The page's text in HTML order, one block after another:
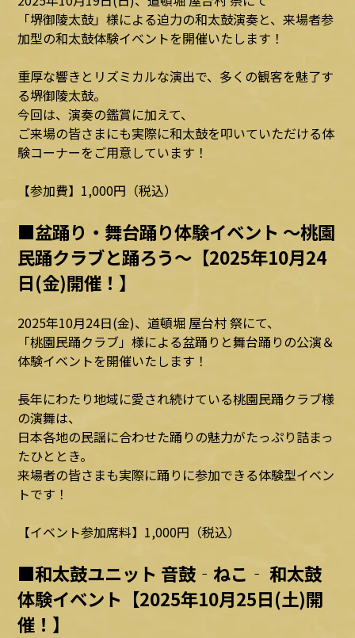
「堺御陵太鼓」様による迫力の和太鼓演奏と、来場者参
加型の和太鼓体験イベントを開催いたします！
重厚な響きとリズミカルな演出で、多くの観客を魅了す
る堺御陵太鼓。
今回は、演奏の鑑賞に加えて、
ご来場の皆さまにも実際に和太鼓を叩いていただける体
験コーナーをご用意しています！
【参加費】1,000円（税込）
■盆踊り・舞台踊り体験イベント ～桃園
民踊クラブと踊ろう～【2025年10月24
日(金)開催！】
2025年10月24日(金)、道頓堀 屋台村 祭にて、
「桃園民踊クラブ」様による盆踊りと舞台踊りの公演＆
体験イベントを開催いたします！
長年にわたり地域に愛され続けている桃園民踊クラブ様
の演舞は、
日本各地の民謡に合わせた踊りの魅力がたっぷり詰まっ
たひととき。
来場者の皆さまも実際に踊りに参加できる体験型イベン
トです！
【イベント参加席料】1,000円（税込）
■和太鼓ユニット 音鼓‐ねこ‐ 和太鼓
体験イベント【2025年10月25日(土)開
催！】